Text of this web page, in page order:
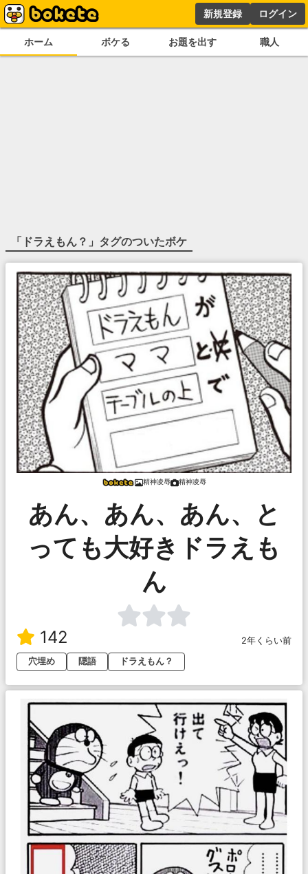
新規登録 ログイン
ホーム ボケる お題を出す 職人
「 ドラえもん？ 」タグのついたボケ
精神凌辱 精神凌辱
あん、あん、あん、と
っても大好きドラえも
ん
142
2年くらい前
穴埋め
隠語 ドラえもん？